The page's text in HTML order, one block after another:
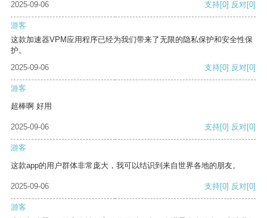
2025-09-06
支持[0] 反对[0]
游客
这款加速器VPM应用程序已经为我们带来了无限的隐私保护和安全性保
护。
2025-09-06
支持[0] 反对[0]
游客
超棒啊 好用
2025-09-06 支持[0] 反对[0]
游客
这款app的用户群体非常庞大，我可以结识到来自世界各地的朋友。
2025-09-06 支持[0] 反对[0]
游客